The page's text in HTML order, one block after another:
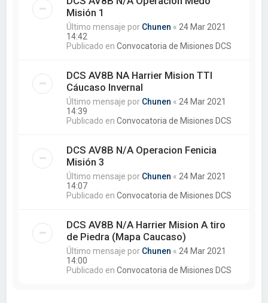
Misión 1
Último mensaje por Chunen « 24 Mar 2021
14:42
Publicado enConvocatoria de Misiones DCS
DCS AV8B NA Harrier Mision TTI
Cáucaso Invernal
Último mensaje por Chunen « 24 Mar 2021
14:39
Publicado enConvocatoria de Misiones DCS
DCS AV8B N/A Operacion Fenicia
Misión 3
Último mensaje por Chunen « 24 Mar 2021
14:07
Publicado enConvocatoria de Misiones DCS
DCS AV8B N/A Harrier Mision A tiro
de Piedra (Mapa Caucaso)
Último mensaje por Chunen « 24 Mar 2021
14:00
Publicado enConvocatoria de Misiones DCS